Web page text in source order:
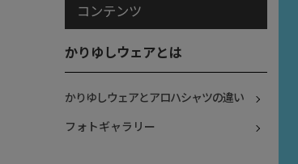
コンテンツ
かりゆしウェアとは
かりゆしウェアとアロハシャツの違い
フォトギャラリー